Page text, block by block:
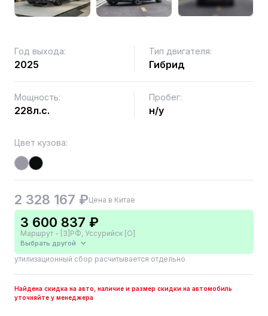
Год выхода:
2025
Тип двигателя:
Гибрид
Мощность:
228л.с.
Пробег:
н/у
Цвет кузова:
2 328 167 ₽Цена в Китае
3 600 837 ₽
Маршрут - [3]РФ, Уссурийск [О]
Выбрать другой
утилизационный сбор расчитывается отдельно
Найдена скидка на авто, наличие и размер скидки на автомобиль
уточняйте у менеджера